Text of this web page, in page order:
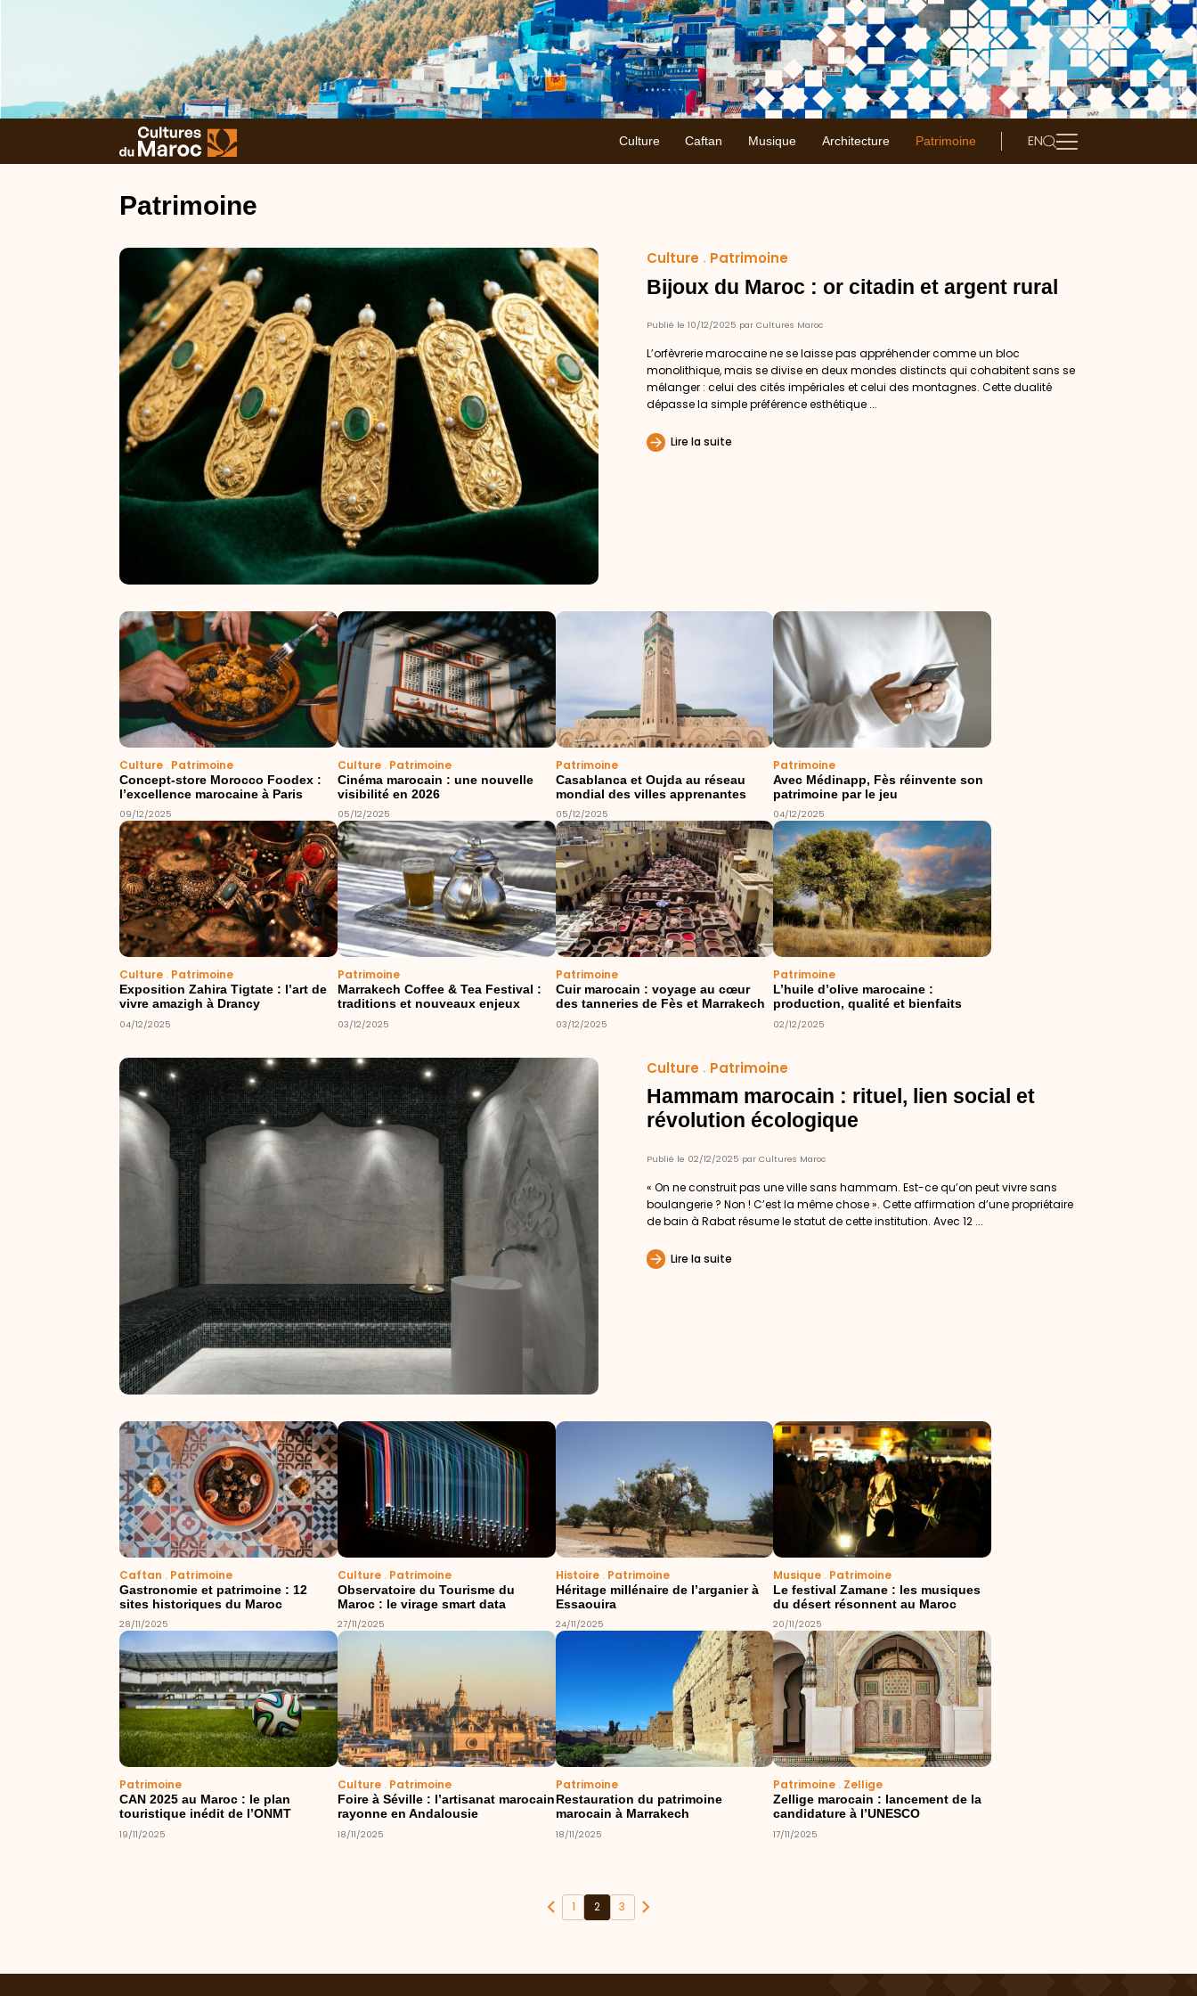
Culture Caftan Musique Architecture Patrimoine EN
Patrimoine
Culture. Patrimoine
Bijoux du Maroc : or citadin et argent rural
Publié le 10/12/2025 par Cultures Maroc
L’orfèvrerie marocaine ne se laisse pas appréhender comme un bloc
monolithique, mais se divise en deux mondes distincts qui cohabitent sans se
mélanger : celui des cités impériales et celui des montagnes. Cette dualité
dépasse la simple préférence esthétique ...
Lire la suite
Culture . Patrimoine
Concept-store Morocco Foodex :
l’excellence marocaine à Paris
09/12/2025
Culture . Patrimoine
Cinéma marocain : une nouvelle
visibilité en 2026
05/12/2025
Patrimoine
Casablanca et Oujda au réseau
mondial des villes apprenantes
05/12/2025
Patrimoine
Avec Médinapp, Fès réinvente son
patrimoine par le jeu
04/12/2025
Culture . Patrimoine
Exposition Zahira Tigtate : l’art de
vivre amazigh à Drancy
04/12/2025
Patrimoine
Marrakech Coffee & Tea Festival :
traditions et nouveaux enjeux
03/12/2025
Patrimoine
Cuir marocain : voyage au cœur
des tanneries de Fès et Marrakech
03/12/2025
Patrimoine
L’huile d’olive marocaine :
production, qualité et bienfaits
02/12/2025
Culture. Patrimoine
Hammam marocain : rituel, lien social et
révolution écologique
Publié le 02/12/2025 par Cultures Maroc
« On ne construit pas une ville sans hammam. Est-ce qu’on peut vivre sans
boulangerie ? Non ! C’est la même chose ». Cette affirmation d’une propriétaire
de bain à Rabat résume le statut de cette institution. Avec 12 ...
Lire la suite
Caftan . Patrimoine
Gastronomie et patrimoine : 12
sites historiques du Maroc
28/11/2025
Culture . Patrimoine
Observatoire du Tourisme du
Maroc : le virage smart data
27/11/2025
Histoire. Patrimoine
Héritage millénaire de l’arganier à
Essaouira
24/11/2025
Musique . Patrimoine
Le festival Zamane : les musiques
du désert résonnent au Maroc
20/11/2025
Patrimoine
CAN 2025 au Maroc : le plan
touristique inédit de l’ONMT
19/11/2025
Culture . Patrimoine
Foire à Séville : l’artisanat marocain
rayonne en Andalousie
18/11/2025
Patrimoine
Restauration du patrimoine
marocain à Marrakech
18/11/2025
Patrimoine . Zellige
Zellige marocain : lancement de la
candidature à l’UNESCO
17/11/2025
1 2 3